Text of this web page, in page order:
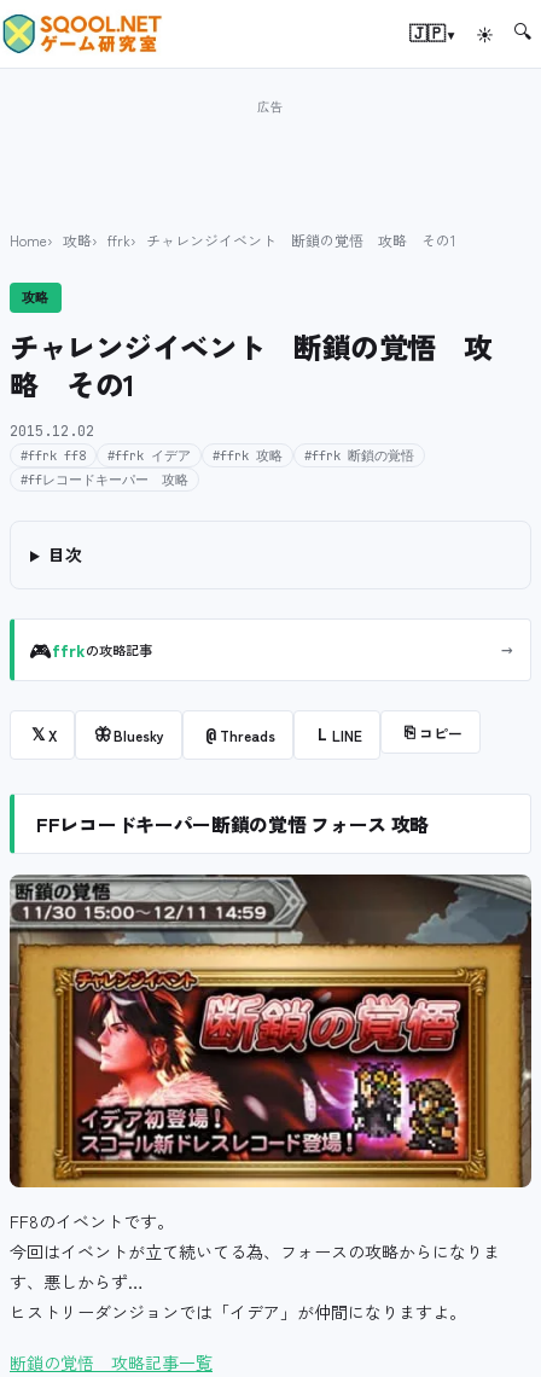
🇯🇵▾ ☀ 🔍
Home 攻略 ffrk チャレンジイベント 断鎖の覚悟 攻略 その1
攻略
チャレンジイベント 断鎖の覚悟 攻
略 その1
2015.12.02
#ffrk ff8 #ffrk イデア #ffrk 攻略
#ffrk 断鎖の覚悟
#ffレコードキーパー 攻略
目次
🎮ffrkの攻略記事 →
𝕏X 🦋Bluesky @ Threads L LINE ⎘ コピー
FFレコードキーパー断鎖の覚悟 フォース 攻略
FF8のイベントです。
今回はイベントが立て続いてる為、フォースの攻略からになりま
す、悪しからず…
ヒストリーダンジョンでは「イデア」が仲間になりますよ。
断鎖の覚悟 攻略記事一覧